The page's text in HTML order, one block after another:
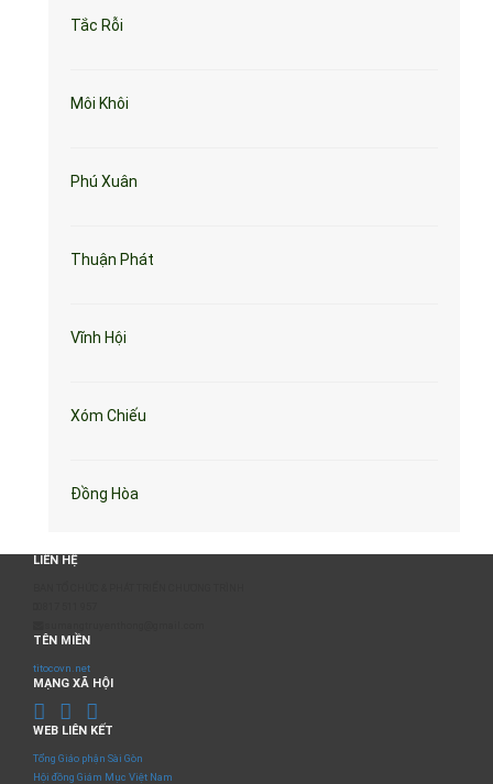
Tắc Rỗi
Môi Khôi
Phú Xuân
Thuận Phát
Vĩnh Hội
Xóm Chiếu
Đồng Hòa
LIÊN HỆ
TÊN MIỀN
titocovn.net
MẠNG XÃ HỘI
WEB LIÊN KẾT
Tổng Giáo phận Sài Gòn
Hội đồng Giám Mục Việt Nam